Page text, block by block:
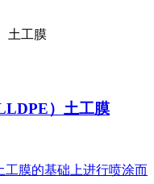
土工膜
LLDPE）土工膜
工膜的基础上进行喷涂而